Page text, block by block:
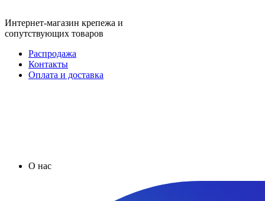
Интернет-магазин крепежа и
сопутствующих товаров
Распродажа
Контакты
Оплата и доставка
О нас